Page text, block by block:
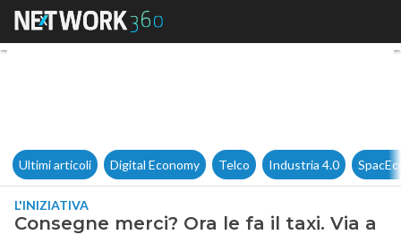
Consegne merci? Ora le fa il
Ultimi articoli Digital Economy Telco Industria 4.0
L'INIZIATIVA
Consegne merci? Ora le fa il taxi. Via a